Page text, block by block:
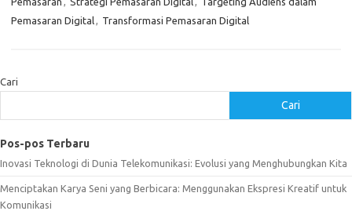
Pemasaran Digital, Transformasi Pemasaran Digital
Cari
Cari
Pos-pos Terbaru
Inovasi Teknologi di Dunia Telekomunikasi: Evolusi yang Menghubungkan Kita
Menciptakan Karya Seni yang Berbicara: Menggunakan Ekspresi Kreatif untuk
Komunikasi